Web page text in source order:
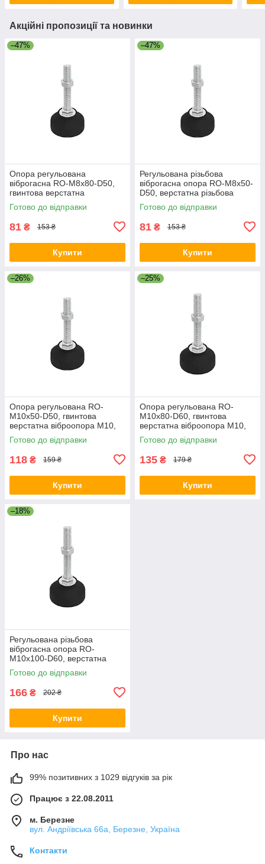
Акційні пропозиції та новинки
–47%
Опора регульована
віброгасна RO-M8x80-D50,
гвинтова верстатна
віброопора М8, опорна ніжка
Готово до відправки
81 ₴ 153 ₴
Купити
–47%
Регульована різьбова
віброгасна опора RO-M8x50-
D50, верстатна різьбова
віброопора М8, промислова
опорна ніжка
Готово до відправки
81 ₴ 153 ₴
Купити
–26%
Опора регульована RO-
M10x50-D50, гвинтова
верстатна віброопора М10,
опорна ніжка
Готово до відправки
118 ₴ 159 ₴
Купити
–25%
Опора регульована RO-
M10x80-D60, гвинтова
верстатна віброопора М10,
опорна ніжка
Готово до відправки
135 ₴ 179 ₴
Купити
–18%
Регульована різьбова
віброгасна опора RO-
M10x100-D60, верстатна
різьбова віброопора М10,
промислова опорна ніжка
Готово до відправки
166 ₴ 202 ₴
Купити
Про нас
99% позитивних з 1029 відгуків за рік
Працює з 22.08.2011
м. Березне
вул. Андріївська 66а, Березне, Україна
Контакти